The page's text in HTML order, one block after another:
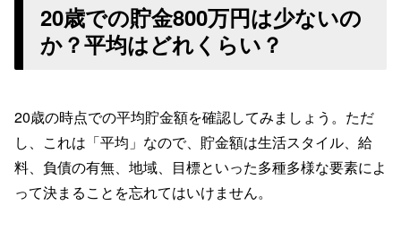
20歳での貯金800万円は少ないの
か？平均はどれくらい？
20歳の時点での平均貯金額を確認してみましょう。ただ
し、これは「平均」なので、貯金額は生活スタイル、給
料、負債の有無、地域、目標といった多種多様な要素によ
って決まることを忘れてはいけません。